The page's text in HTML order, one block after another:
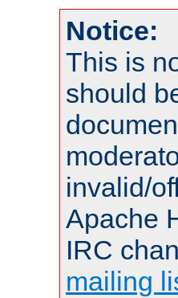
Notice:
This is
should
invalid/
Apache
IRC
mailing